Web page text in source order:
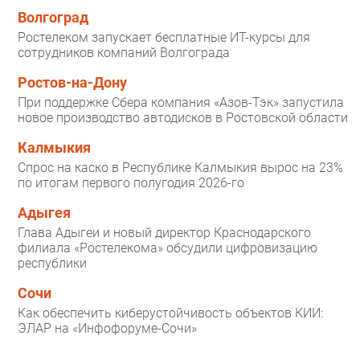
Волгоград
Ростелеком запускает бесплатные ИТ-курсы для
сотрудников компаний Волгограда
Ростов-на-Дону
При поддержке Сбера компания «Азов-Тэк» запустила
новое производство автодисков в Ростовской области
Калмыкия
Спрос на каско в Республике Калмыкия вырос на 23%
по итогам первого полугодия 2026-го
Адыгея
Глава Адыгеи и новый директор Краснодарского
филиала «Ростелекома» обсудили цифровизацию
республики
Сочи
Как обеспечить киберустойчивость объектов КИИ:
ЭЛАР на «Инфофоруме-Сочи»